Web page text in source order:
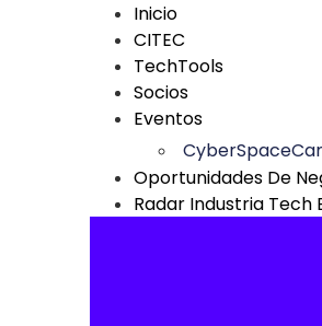
Inicio
CITEC
TechTools
Socios
Eventos
Oportunidades De
Radar Industria Tech